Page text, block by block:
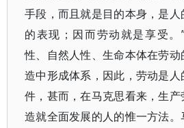
手段，而且就是目的本身，是人
的表现；因而劳动就是享受。
性、自然人性、生命本体在劳
造中形成体系，因此，劳动是
件，甚而，在马克思看来，生
造就全面发展的人的惟一方法